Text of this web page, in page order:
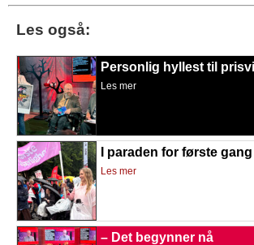
Les også:
Personlig hyllest til
Les mer
I paraden for første gang
Les mer
– Det begynner nå